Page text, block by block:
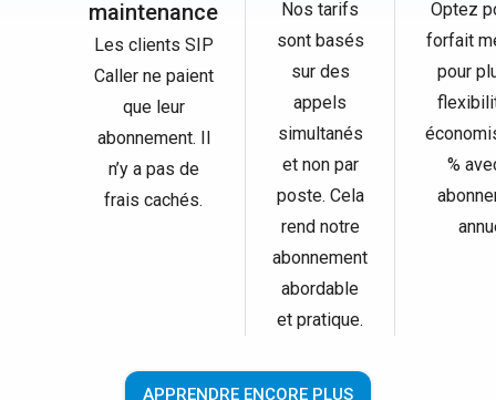
maintenance
Les clients SIP
Caller ne paient
que leur
abonnement. Il
n’y a pas de
frais cachés.
Nos tarifs
sont basés
sur des
appels
simultanés
et non par
poste. Cela
rend notre
abonnement
abordable
et pratique.
Optez
forfait
pour
%
APPRENDRE ENCORE PLUS